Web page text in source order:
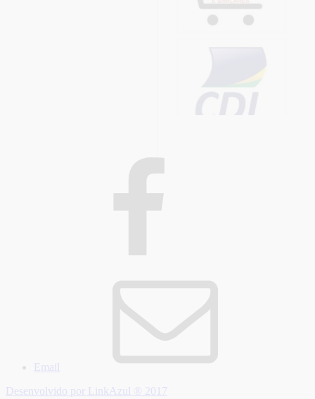
Email
Desenvolvido por LinkAzul ® 2017